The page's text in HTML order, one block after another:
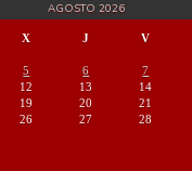
AGOSTO 2026
X J V
5 6 7
12 13 14
19 20 21
26 27 28